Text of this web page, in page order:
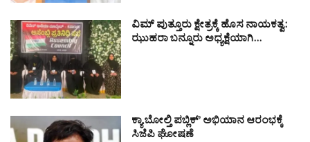
ವಿಮ್ ಪುತ್ತೂರು ಕ್ಷೇತ್ರಕ್ಕೆ ಹೊಸ ನಾಯಕತ್ವ:
ಝುಹರಾ ಬನ್ನೂರು ಅಧ್ಯಕ್ಷೆಯಾಗಿ…
ಕ್ಯಾ ಬೋಲ್ತಿ ಪಬ್ಲಿಕ್’ ಅಭಿಯಾನ ಆರಂಭಕ್ಕೆ
ಸಿಜೆಪಿ ಘೋಷಣೆ